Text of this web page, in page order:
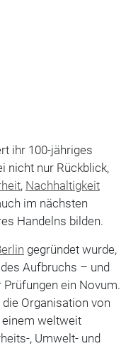
ihr 100-jähriges
nicht nur Rückblick,
, Nachhaltigkeit
im nächsten
Handelns bilden.
gegründet wurde,
Aufbruchs – und
ein Novum.
Organisation von
weltweit
, Umwelt- und